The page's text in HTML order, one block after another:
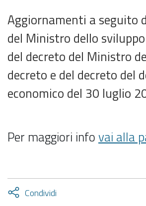
Aggiornamenti a seguito
del Ministro dello
del decreto del Ministro
decreto e del decreto del
economico del 30 luglio
Per maggiori infovai alla
Condividi
Attiva